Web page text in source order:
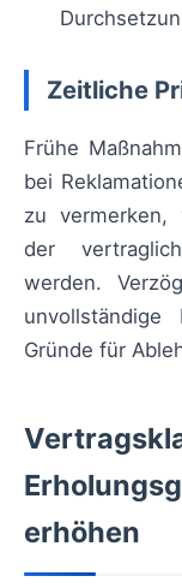
Zeitliche
Frühe
bei
zu vermerken,
der
werden.
Gründe für
erhöhen